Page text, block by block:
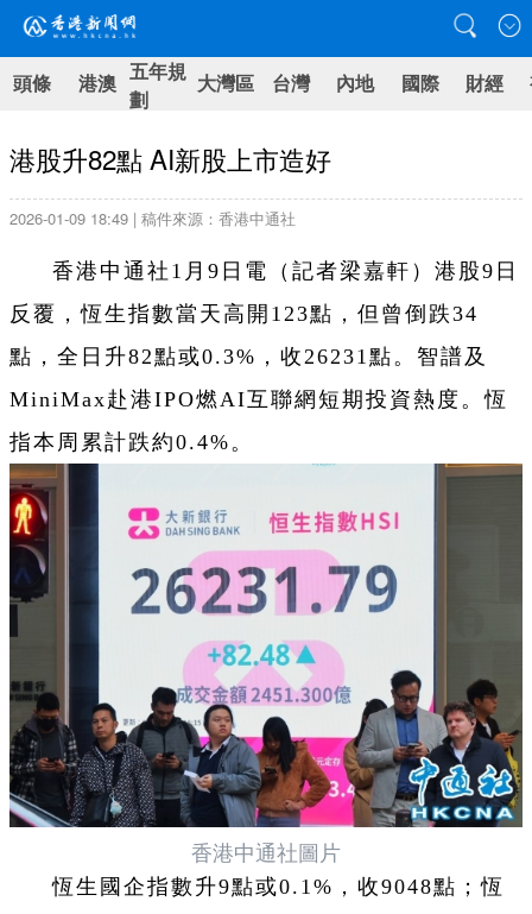
頭條 港澳 五年規
劃
大灣區 台灣 內地 國際 財經
港股升82點 AI新股上市造好
2026-01-09 18:49 | 稿件來源：香港中通社
香港中通社1月9日電（記者梁嘉軒）港股9日
反覆，恆生指數當天高開123點，但曾倒跌34
點，全日升82點或0.3%，收26231點。智譜及
MiniMax赴港IPO燃AI互聯網短期投資熱度。恆
指本周累計跌約0.4%。
香港中通社圖片
恆生國企指數升9點或0.1%，收9048點；恆